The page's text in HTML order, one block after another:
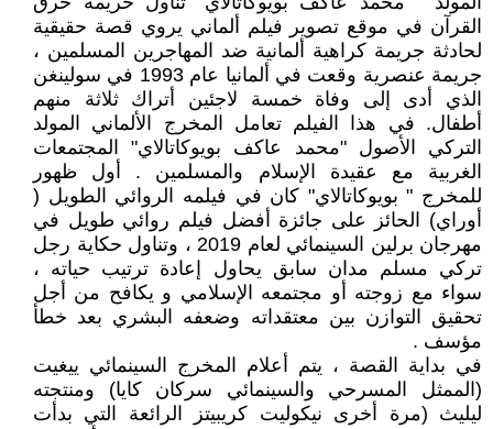
القرآن في موقع تصوير فيلم ألماني يروي قصة حقيقية
لحادثة جريمة كراهية ألمانية ضد المهاجرين المسلمين ،
جريمة عنصرية وقعت في ألمانيا عام 1993 في سولينغن
الذي أدى إلى وفاة خمسة لاجئين أتراك ثلاثة منهم
أطفال. في هذا الفيلم تعامل المخرج الألماني المولد
التركي الأصول "محمد عاكف بويوكاتالاي" المجتمعات
الغربية مع عقيدة الإسلام والمسلمين . أول ظهور
للمخرج " بويوكاتالاي" كان في فيلمه الروائي الطويل (
أوراي) الحائز على جائزة أفضل فيلم روائي طويل في
مهرجان برلين السينمائي لعام 2019 ، وتناول حكاية رجل
تركي مسلم مدان سابق يحاول إعادة ترتيب حياته ،
سواء مع زوجته أو مجتمعه الإسلامي و يكافح من أجل
تحقيق التوازن بين معتقداته وضعفه البشري بعد خطأ
مؤسف .
في بداية القصة ، يتم أعلام المخرج السينمائي ييغيت
(الممثل المسرحي والسينمائي سركان كايا) ومنتجته
ليليث (مرة أخرى نيكوليت كريبيتز الرائعة التي بدأت